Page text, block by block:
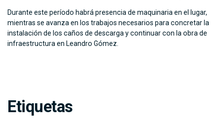
Durante este período habrá presencia de maquinaria en el lugar,
mientras se avanza en los trabajos necesarios para concretar la
instalación de los caños de descarga y continuar con la obra de
infraestructura en Leandro Gómez.
Etiquetas